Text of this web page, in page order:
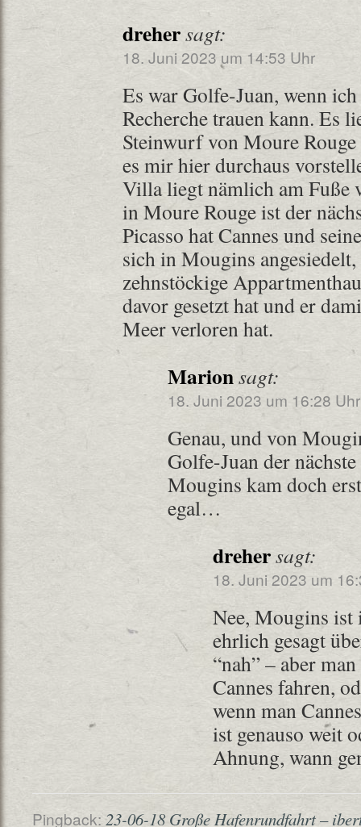
drehersagt:
18. Juni 2023 um 14:53 Uhr
Es war Golfe-Juan, wenn
Recherche trauen kann. Es
Steinwurf von Moure
es mir hier durchaus
Villa liegt nämlich am Fuße
in Moure Rouge ist der
Picasso hat Cannes und
sich in Mougins
zehnstöckige
davor gesetzt hat und er
Meer verloren hat.
Marionsagt:
18. Juni 2023 um 16:28 Uhr
Genau, und von
Golfe-Juan der
Mougins kam doch
egal…
drehersagt:
18. Juni 2023 um
Nee, Mougins
ehrlich gesagt
“nah” – aber
Cannes fahren,
wenn man
ist genauso weit
Ahnung, wann
Pingback: 23-06-18 Große Hafenrundfahrt –